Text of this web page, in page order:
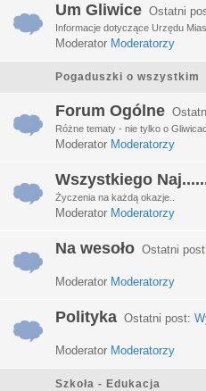
Um Gliwice Ostatni
Informacje dotyczące Urzędu
Moderator Moderatorzy
Pogaduszki o wszystkim
Forum Ogólne
Różne tematy - nie tylko o
Moderator Moderatorzy
Wszystkiego
Życzenia na każdą okazje..
Moderator Moderatorzy
Na wesoło Ostatni
Moderator Moderatorzy
Polityka Ostatni post:
Moderator Moderatorzy
Szkoła - Edukacja